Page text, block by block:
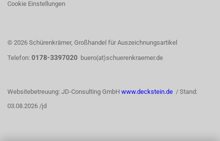
Cookie Einstellungen
© 2026 Schürenkrämer, Großhandel für Auszeichnungsartikel
Telefon: 0178-3397020 buero(at)schuerenkraemer.de
Websitebetreuung: JD-Consulting GmbH www.deckstein.de / Stand:
03.08.2026 /jd